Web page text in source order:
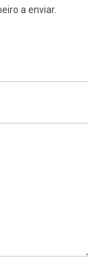
a enviar.